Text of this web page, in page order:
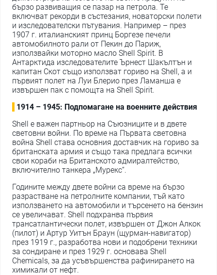
бързо развиващия се пазар на петрола. Те
включват рекорди в състезания, новаторски полети
и изследователски пътувания. Например – през
1907 г. италианският принц Боргезе печели
автомобилното рали от Пекин до Париж,
използвайки моторно масло Shell Spirit. В
Антарктида изследователите Ърнест Шакълтън и
капитан Скот също използват гориво на Shell, а и
първият полет на Луи Блерио през Ламанша е
извършен пак с помощта на Shell Spirit.
1914 – 1945: Подпомагане на военните действия
Shell е важен партньор на Съюзниците и в двете
световни войни. По време на Първата световна
война Shell става основния доставчик на гориво за
британската армия и също така предлага всички
свои кораби на Британското адмиралтейство,
включително танкера „Мурекс“.
Годините между двете войни са време на бързо
разрастване на петролните компании, тъй като
използването на автомобили и търсенето на бензин
се увеличават. Shell подхранва първия
трансатлантически полет, извършен от Джон Алкок
(пилот) и Артур Уитън Браун (щурман-навигатор)
през 1919 г., разработва нови и подобрени техники
за сондиране и през 1929 г. основава Shell
Chemicals, за да усъвършенства рафинирането на
химикали от нефт.